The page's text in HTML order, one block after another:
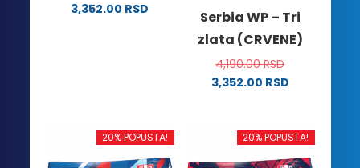
3,352.00 RSD
mogu
Serbia WP – Tri
zlata (CRVENE)
4,190.00RSD
3,352.00 RSD
ima
20% POPUSTA! 20% POPUSTA!